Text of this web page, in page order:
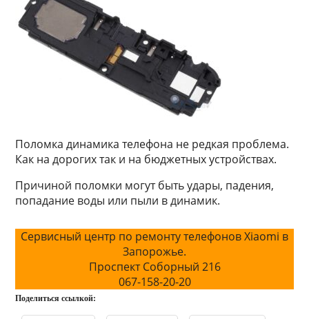
Поломка динамика телефона не редкая проблема.
Как на дорогих так и на бюджетных устройствах.
Причиной поломки могут быть удары, падения,
попадание воды или пыли в динамик.
Сервисный центр по ремонту телефонов Xiaomi в
Запорожье.
Проспект Соборный 216
067-158-20-20
Поделиться ссылкой: